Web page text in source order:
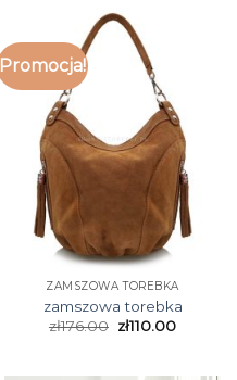
Promocja!
ZAMSZOWA TOREBKA
zamszowa torebka
zł176.00 zł110.00